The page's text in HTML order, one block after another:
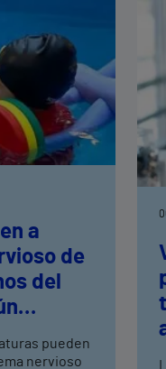
a
de
del
pueden
nervioso